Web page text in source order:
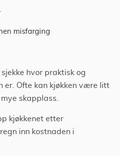
misfarging
hvor praktisk og
er. Ofte kan kjøkken være litt
skapplass.
kjøkkenet etter
inn kostnaden i